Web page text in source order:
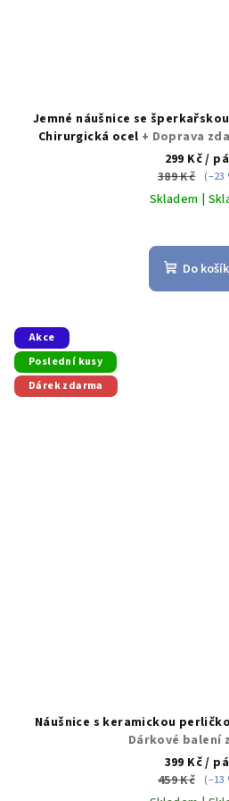
Jemné náušnice se
Chirurgická ocel + Doprava
zdarma
299 Kč/
389 Kč (–23
Skladem |
Do
Akce
Poslední kusy
Dárek zdarma
Náušnice s keramickou
Dárkové balení
399 Kč/
459 Kč (–13